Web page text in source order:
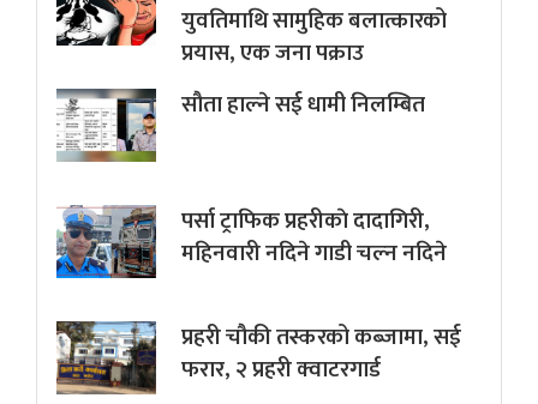
युवतिमाथि सामुहिक बलात्कारको
प्रयास, एक जना पक्राउ
सौता हाल्ने सई धामी निलम्बित
पर्सा ट्राफिक प्रहरीकाे दादागिरी,
महिनवारी नदिने गाडी चल्न नदिने
प्रहरी चौकी तस्करको कब्जामा, सई
फरार, २ प्रहरी क्वाटरगार्ड